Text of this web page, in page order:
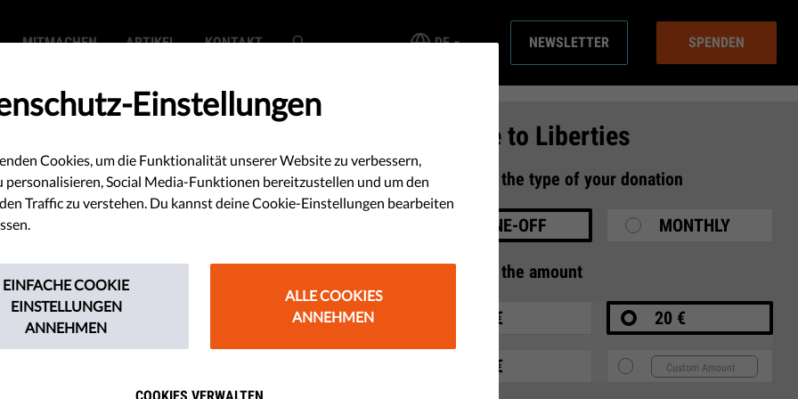
MITMACHEN ARTIKEL KONTAKT DE NEWSLETTER SPENDEN
im
der
Gremien unterstützen
Donate to Liberties
Select the type of your donation
ONE-OFF MONTHLY
2 Select the amount
10 € 20 €
35 €
Einstellungen
Cookies, um die Funktionalität unserer Website zu verbessern,
personalisieren, Social Media-Funktionen bereitzustellen und um den
Traffic zu verstehen. Du kannst deine Cookie-Einstellungen bearbeiten
EINFACHE COOKIE
EINSTELLUNGEN
ANNEHMEN
ALLE COOKIES
ANNEHMEN